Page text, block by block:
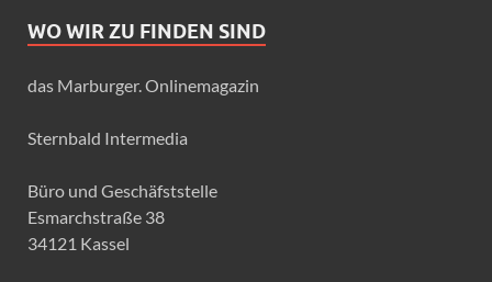
WO WIR ZU FINDEN SIND
das Marburger. Onlinemagazin
Sternbald Intermedia
Büro und Geschäfststelle
Esmarchstraße 38
34121 Kassel